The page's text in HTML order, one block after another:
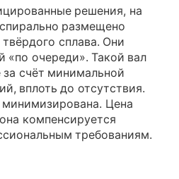
решения, на
размещено
сплава. Они
«по очереди». Такой вал
за счёт минимальной
вплоть до отсутствия.
минимизирована. Цена
компенсируется
требованиям.